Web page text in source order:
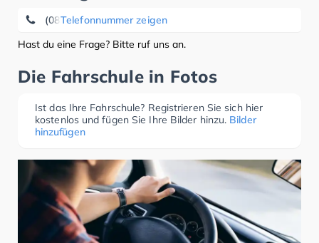
Telefonnummer zeigen
(089) 3 20 56 67
Hast du eine Frage? Bitte ruf uns an.
Die Fahrschule in Fotos
Ist das Ihre Fahrschule? Registrieren Sie sich hier
kostenlos und fügen Sie Ihre Bilder hinzu. Bilder
hinzufügen